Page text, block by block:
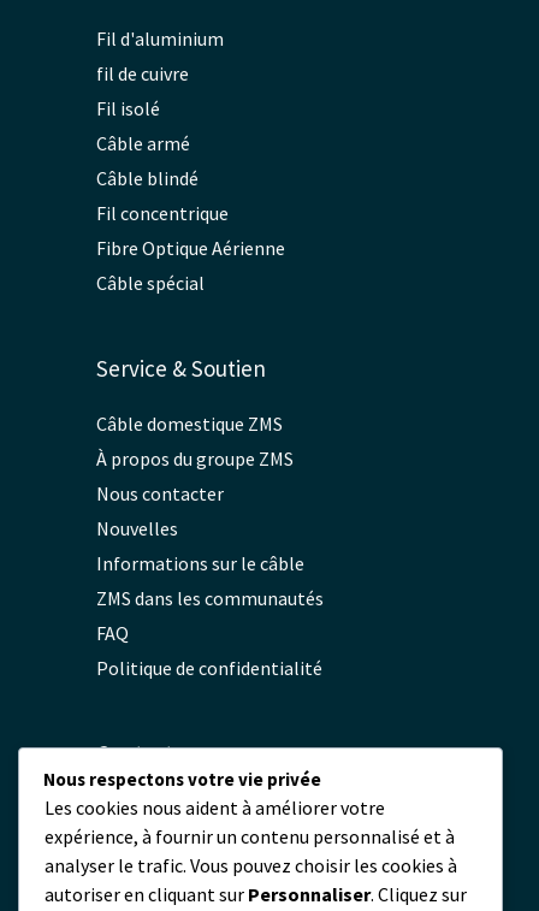
Fil d'aluminium
fil de cuivre
Fil isolé
Câble armé
Câble blindé
Fil concentrique
Fibre Optique Aérienne
Câble spécial
Service & Soutien
Câble domestique ZMS
À propos du groupe ZMS
Nous contacter
Nouvelles
Informations sur le câble
ZMS dans les communautés
FAQ
Politique de confidentialité
Contact
servicio@zmscable.es
+86-371-67829333
+86 17303836349
Place de Kaixuan, Zhengzhou, Chine
Nous respectons votre vie privée
Les cookies nous aident à améliorer votre
expérience, à fournir un contenu personnalisé et à
analyser le trafic. Vous pouvez choisir les cookies à
autoriser en cliquant sur Personnaliser. Cliquez sur